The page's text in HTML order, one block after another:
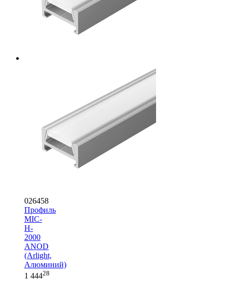
026458
Профиль
MIC-
H-
2000
ANOD
(Arlight,
Алюминий)
1 44428